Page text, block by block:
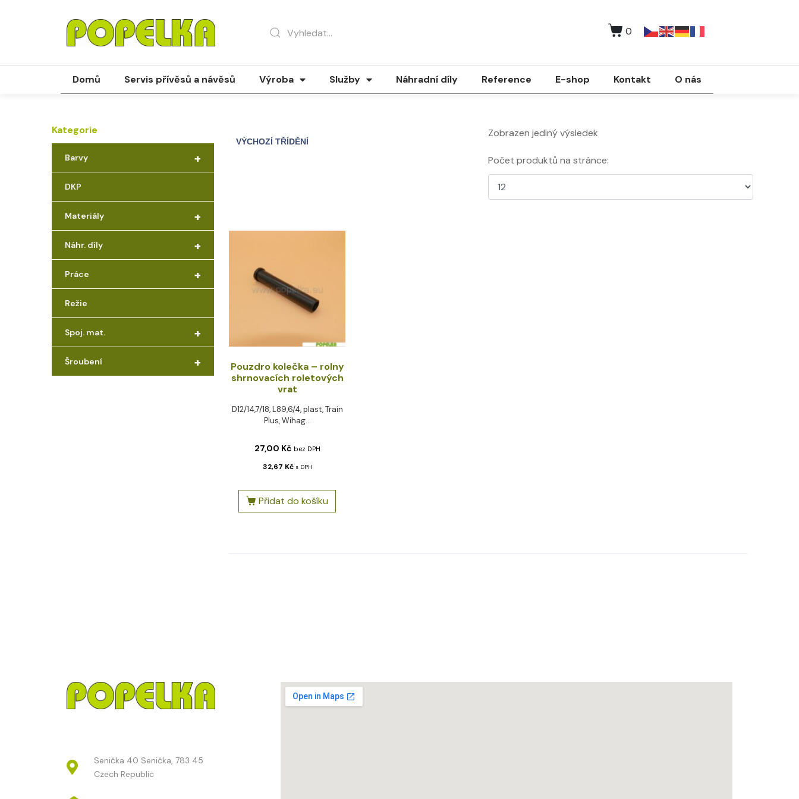
0
Domů Servis přívěsů a návěsů Výroba Služby Náhradní díly Reference E-shop Kontakt O nás
Kategorie
+
Barvy
DKP
+
Materiály
+
Náhr. díly
+
Práce
Režie
+
Spoj. mat.
+
Šroubení
Zobrazen jediný výsledek
Počet produktů na stránce:
Pouzdro kolečka – rolny
shrnovacích roletových
vrat
D12/14,7/18, L89,6/4, plast, Train
Plus, Wihag...
27,00 Kč bez DPH
32,67 Kč s DPH
Přidat do košíku
Senička 40 Senička, 783 45
Czech Republic